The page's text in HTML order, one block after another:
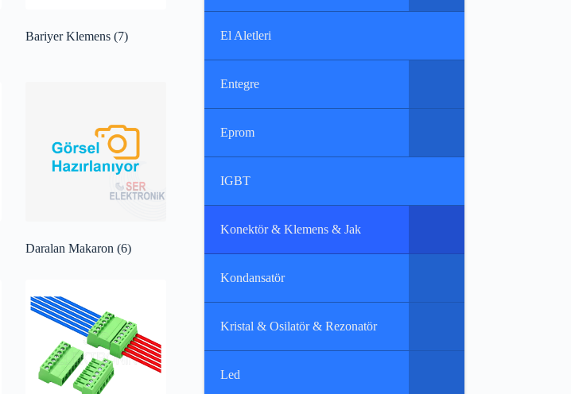
Bariyer Klemens(7)
Daralan Makaron(6)
El Aletleri
Entegre
Eprom
IGBT
Konektör & Klemens & Jak
Kondansatör
Kristal & Osilatör & Rezonatör
Led